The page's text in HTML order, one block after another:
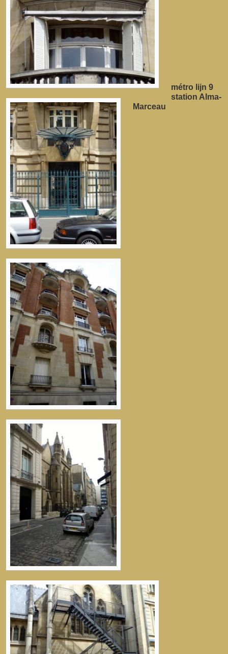
métro lijn 9
station Alma-
Marceau